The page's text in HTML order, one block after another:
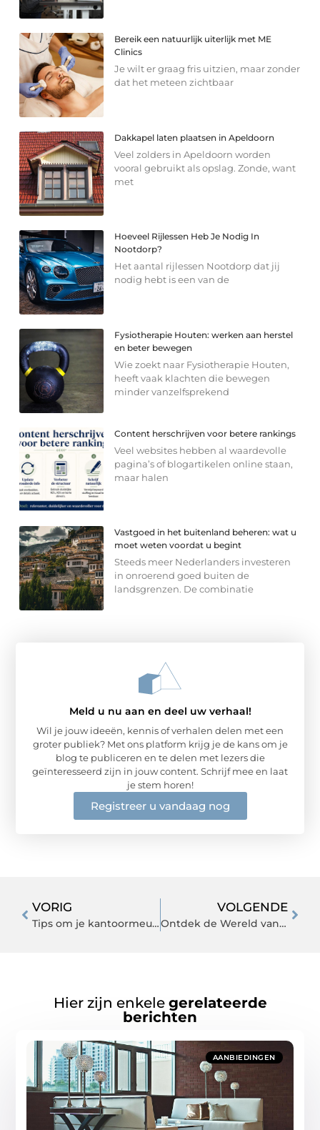
Bereik een natuurlijk uiterlijk met ME
Clinics
Je wilt er graag fris uitzien, maar zonder
dat het meteen zichtbaar
Dakkapel laten plaatsen in Apeldoorn
Veel zolders in Apeldoorn worden
vooral gebruikt als opslag. Zonde, want
met
Hoeveel Rijlessen Heb Je Nodig In
Nootdorp?
Het aantal rijlessen Nootdorp dat jij
nodig hebt is een van de
Fysiotherapie Houten: werken aan herstel
en beter bewegen
Wie zoekt naar Fysiotherapie Houten,
heeft vaak klachten die bewegen
minder vanzelfsprekend
Content herschrijven voor betere rankings
Veel websites hebben al waardevolle
pagina’s of blogartikelen online staan,
maar halen
Vastgoed in het buitenland beheren: wat u
moet weten voordat u begint
Steeds meer Nederlanders investeren
in onroerend goed buiten de
landsgrenzen. De combinatie
Meld u nu aan en deel uw verhaal!
Wil je jouw ideeën, kennis of verhalen delen met een
groter publiek? Met ons platform krijg je de kans om je
blog te publiceren en te delen met lezers die
geïnteresseerd zijn in jouw content. Schrijf mee en laat
je stem horen!
Registreer u vandaag nog
VORIG
Tips om je kantoormeubilair te vervangen
VOLGENDE
Ontdek de Wereld van High-End Audiosystemen: Audio Upgrade voor uw Porsche
Hier zijn enkele gerelateerde
berichten
AANBIEDINGEN